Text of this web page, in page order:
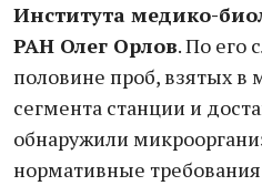
Института медико-
РАН Олег Орлов. По его
половине проб, взятых в
сегмента станции и
обнаружили
нормативные требования